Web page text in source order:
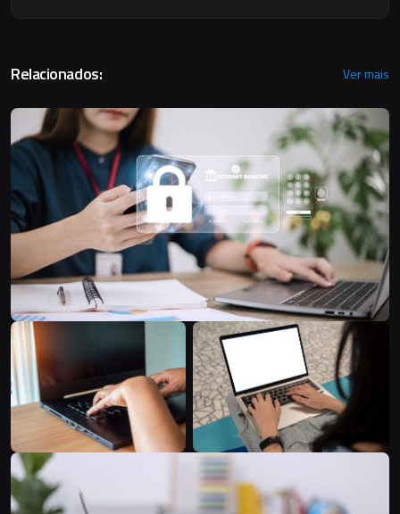
Relacionados: Ver mais